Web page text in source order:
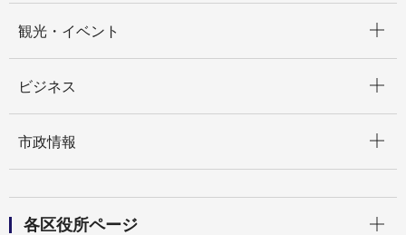
観光・イベント
ビジネス
市政情報
各区役所ページ